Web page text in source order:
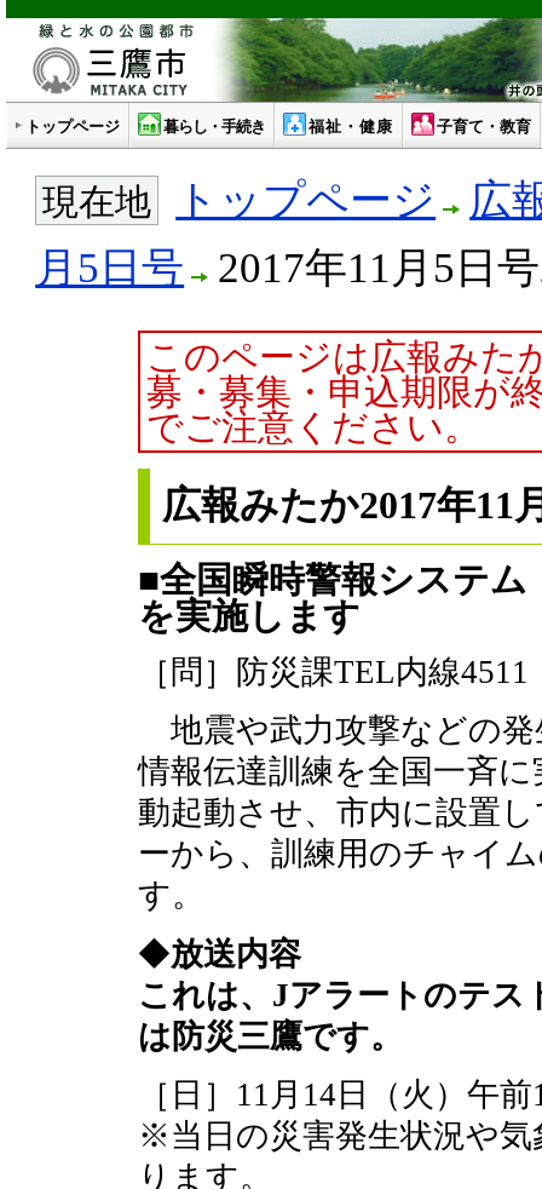
トップページ 暮らし・手続き 福祉・健康 子育て・教育
現在地 トップページ
広
月5日号
2017年11月5日
このページは広報みた
募・募集・申込期限が
でご注意ください。
広報みたか2017年11
■全国瞬時警報システ
を実施します
［問］防災課TEL内線4511
地震や武力攻撃などの発
情報伝達訓練を全国一斉
動起動させ、市内に設置
ーから、訓練用のチャイ
す。
◆放送内容
これは、Jアラートのテ
は防災三鷹です。
［日］11月14日（火）午
※当日の災害発生状況や
ります。